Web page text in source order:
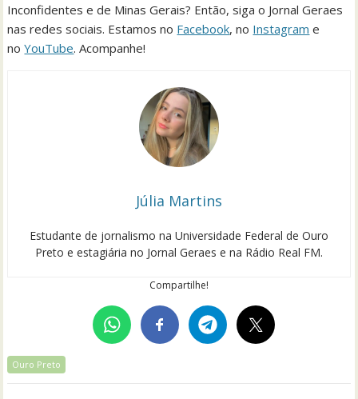
Inconfidentes e de Minas Gerais? Então, siga o Jornal Geraes
nas redes sociais. Estamos no Facebook, no Instagram e
noYouTube. Acompanhe!
Júlia Martins
Estudante de jornalismo na Universidade Federal de Ouro
Preto e estagiária no Jornal Geraes e na Rádio Real FM.
Compartilhe!
Ouro Preto